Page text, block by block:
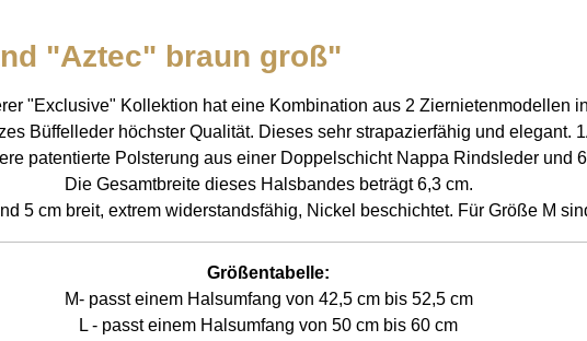
"Aztec" braun groß"
"Exclusive" Kollektion hat eine Kombination aus 2 Ziernietenmodellen
Büffelleder höchster Qualität. Dieses sehr strapazierfähig und elegant.
patentierte Polsterung aus einer Doppelschicht Nappa Rindsleder und
Die Gesamtbreite dieses Halsbandes beträgt 6,3 cm.
5 cm breit, extrem widerstandsfähig, Nickel beschichtet. Für Größe M
Größentabelle:
M- passt einem Halsumfang von 42,5 cm bis 52,5 cm
L - passt einem Halsumfang von 50 cm bis 60 cm